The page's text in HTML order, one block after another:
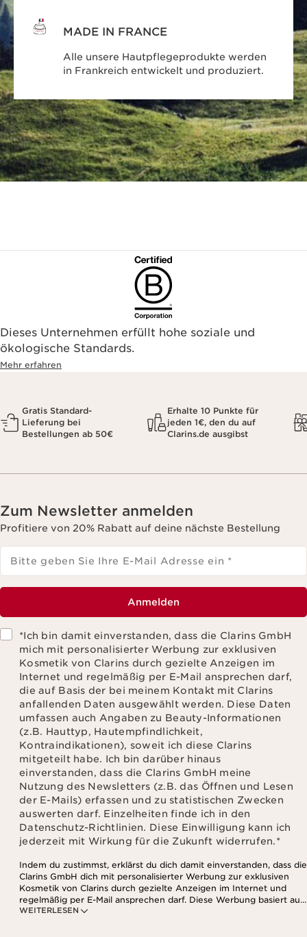
MADE IN FRANCE
Alle unsere Hautpflegeprodukte werden
in Frankreich entwickelt und produziert.
Dieses Unternehmen erfüllt hohe soziale und
ökologische Standards.
Mehr erfahren
Gratis Standard-
Lieferung bei
Bestellungen ab 50€
Erhalte 10 Punkte für
jeden 1€, den du auf
Clarins.de ausgibst
Zum Newsletter anmelden
Profitiere von 20% Rabatt auf deine nächste Bestellung
Bitte geben Sie Ihre E-Mail Adresse ein *
Anmelden
*Ich bin damit einverstanden, dass die Clarins GmbH
mich mit personalisierter Werbung zur exklusiven
Kosmetik von Clarins durch gezielte Anzeigen im
Internet und regelmäßig per E-Mail ansprechen darf,
die auf Basis der bei meinem Kontakt mit Clarins
anfallenden Daten ausgewählt werden. Diese Daten
umfassen auch Angaben zu Beauty-Informationen
(z.B. Hauttyp, Hautempfindlichkeit,
Kontraindikationen), soweit ich diese Clarins
mitgeteilt habe. Ich bin darüber hinaus
einverstanden, dass die Clarins GmbH meine
Nutzung des Newsletters (z.B. das Öffnen und Lesen
der E-Mails) erfassen und zu statistischen Zwecken
auswerten darf. Einzelheiten finde ich in den
Datenschutz-Richtlinien. Diese Einwilligung kann ich
jederzeit mit Wirkung für die Zukunft widerrufen.*
WEITERLESEN
Indem du zustimmst, erklärst du dich damit einverstanden, dass die
Clarins GmbH dich mit personalisierter Werbung zur exklusiven
Kosmetik von Clarins durch gezielte Anzeigen im Internet und
regelmäßig per E-Mail ansprechen darf. Diese Werbung basiert auf
den Daten, die bei deinem Kontakt mit Clarins anfallen,